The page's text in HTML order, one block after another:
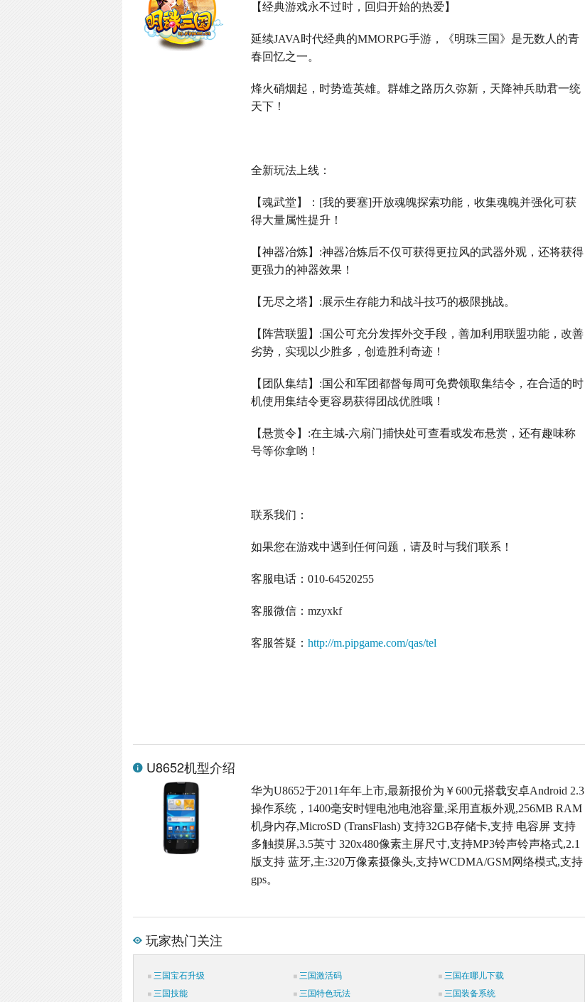
【经典游戏永不过时，回归开始的热爱】
延续JAVA时代经典的MMORPG手游，《明珠三国》是无数人的青
春回忆之一。
烽火硝烟起，时势造英雄。群雄之路历久弥新，天降神兵助君一统
天下！
全新玩法上线：
【魂武堂】： [我的要塞]开放魂魄探索功能，收集魂魄并强化可获
得大量属性提升！
【神器冶炼】 :神器冶炼后不仅可获得更拉风的武器外观，还将获得
更强力的神器效果！
【无尽之塔】 :展示生存能力和战斗技巧的极限挑战。
【阵营联盟】 :国公可充分发挥外交手段，善加利用联盟功能，改善
劣势，实现以少胜多，创造胜利奇迹！
【团队集结】 :国公和军团都督每周可免费领取集结令，在合适的时
机使用集结令更容易获得团战优胜哦！
【悬赏令】 :在主城-六扇门捕快处可查看或发布悬赏，还有趣味称
号等你拿哟！
联系我们：
如果您在游戏中遇到任何问题，请及时与我们联系！
客服电话：010-64520255
客服微信：mzyxkf
客服答疑：http://m.pipgame.com/qas/tel
U8652机型介绍
华为U8652于2011年年上市,最新报价为￥600元搭载安卓Android 2.3
操作系统，1400毫安时锂电池电池容量,采用直板外观,256MB RAM
机身内存,MicroSD (TransFlash) 支持32GB存储卡,支持 电容屏 支持
多触摸屏,3.5英寸 320x480像素主屏尺寸,支持MP3铃声铃声格式,2.1
版支持 蓝牙,主:320万像素摄像头,支持WCDMA/GSM网络模式,支持
gps。
玩家热门关注
三国宝石升级 三国激活码
三国在哪儿下载
三国技能
三国特色玩法 三国装备系统